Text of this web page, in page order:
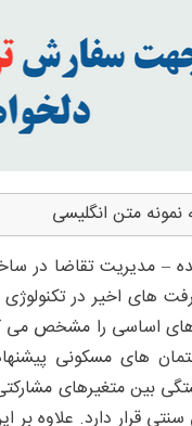
نمونه متن انگلیسی
– مدیریت تقاضا در
های اخیر در
اساسی را مشخص می
بین متغیرهای
سنتی قرار دارد. علاوه